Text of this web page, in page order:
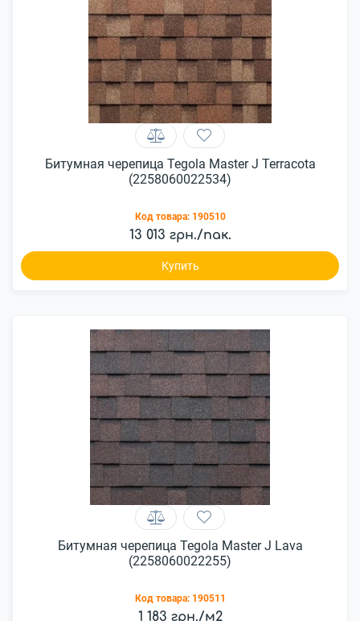
Битумная черепица Tegola Master J Terracota
(2258060022534)
Код товара: 190510
13 013 грн./пак.
Купить
Битумная черепица Tegola Master J Lava
(2258060022255)
Код товара: 190511
1 183 грн./м2